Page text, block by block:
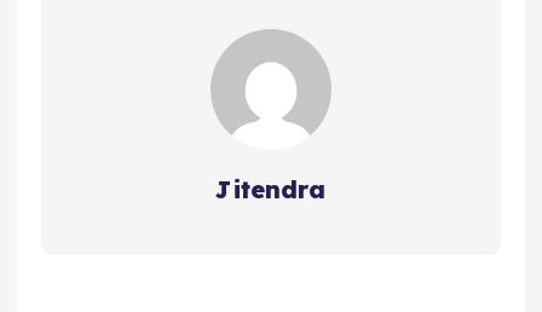
Jitendra